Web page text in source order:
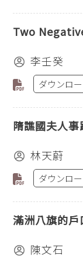
Two
李壬癸
ダウンロ
隋譙國夫人
林天蔚
ダウンロ
滿洲八旗的戶
陳文石